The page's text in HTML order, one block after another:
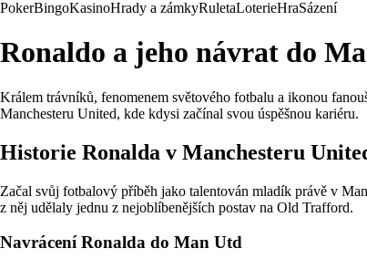
PokerBingoKasinoHrady a zámkyRuletaLoterieHraSázení
Ronaldo a jeho návrat do
Králem trávníků, fenomenem světového fotbalu a ikonou
Manchesteru United, kde kdysi začínal svou úspěšnou kariéru.
Historie Ronalda v Manchesteru
Začal svůj fotbalový příběh jako talentován mladík právě v
z něj udělaly jednu z nejoblíbenějších postav na Old Trafford.
Navrácení Ronalda do Man Utd